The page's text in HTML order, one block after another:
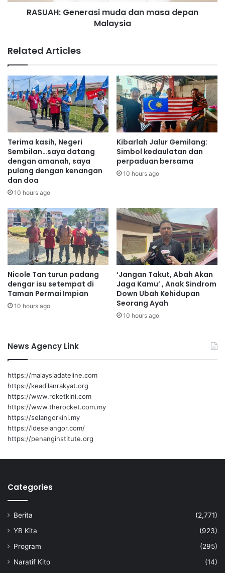
i
d
u
k
u
r
b
e
r
n
a
i
b
b
i
k
s
i
m
u
d
a
n
m
a
s
a
d
p
a
n
M
a
l
a
y
s
i
RASUAH: Generasi muda dan masa depan
Malaysia
Related Articles
Terima kasih, Negeri
Sembilan…saya datang
dengan amanah, saya
pulang dengan kenangan
dan doa
10 hours ago
Kibarlah Jalur Gemilang:
Simbol kedaulatan dan
perpaduan bersama
10 hours ago
Nicole Tan turun padang
dengar isu setempat di
Taman Permai Impian
10 hours ago
‘Jangan Takut, Abah Akan
Jaga Kamu’ , Anak Sindrom
Down Ubah Kehidupan
Seorang Ayah
10 hours ago
News Agency Link
https://malaysiadateline.com
https://keadilanrakyat.org
https://www.roketkini.com
https://www.therocket.com.my
https://selangorkini.my
https://ideselangor.com/
https://penanginstitute.org
Categories
Berita
(2,771)
YB Kita
(923)
Program
(295)
Naratif Kito
(14)